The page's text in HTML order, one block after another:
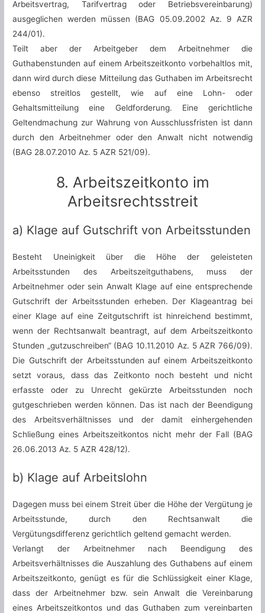
Arbeitsvertrag, Tarifvertrag oder Betriebsvereinbarung)
ausgeglichen werden müssen (BAG 05.09.2002 Az. 9 AZR
244/01).
Teilt aber der Arbeitgeber dem Arbeitnehmer die
Guthabenstunden auf einem Arbeitszeitkonto vorbehaltlos mit,
dann wird durch diese Mitteilung das Guthaben im Arbeitsrecht
ebenso streitlos gestellt, wie auf eine Lohn- oder
Gehaltsmitteilung eine Geldforderung. Eine gerichtliche
Geltendmachung zur Wahrung von Ausschlussfristen ist dann
durch den Arbeitnehmer oder den Anwalt nicht notwendig
(BAG 28.07.2010 Az. 5 AZR 521/09).
8. Arbeitszeitkonto im
Arbeitsrechtsstreit
a) Klage auf Gutschrift von Arbeitsstunden
Besteht Uneinigkeit über die Höhe der geleisteten
Arbeitsstunden des Arbeitszeitguthabens, muss der
Arbeitnehmer oder sein Anwalt Klage auf eine entsprechende
Gutschrift der Arbeitsstunden erheben. Der Klageantrag bei
einer Klage auf eine Zeitgutschrift ist hinreichend bestimmt,
wenn der Rechtsanwalt beantragt, auf dem Arbeitszeitkonto
Stunden „gutzuschreiben“ (BAG 10.11.2010 Az. 5 AZR 766/09).
Die Gutschrift der Arbeitsstunden auf einem Arbeitszeitkonto
setzt voraus, dass das Zeitkonto noch besteht und nicht
erfasste oder zu Unrecht gekürzte Arbeitsstunden noch
gutgeschrieben werden können. Das ist nach der Beendigung
des Arbeitsverhältnisses und der damit einhergehenden
Schließung eines Arbeitszeitkontos nicht mehr der Fall (BAG
26.06.2013 Az. 5 AZR 428/12).
b) Klage auf Arbeitslohn
Dagegen muss bei einem Streit über die Höhe der Vergütung je
Arbeitsstunde, durch den Rechtsanwalt die
Vergütungsdifferenz gerichtlich geltend gemacht werden.
Verlangt der Arbeitnehmer nach Beendigung des
Arbeitsverhältnisses die Auszahlung des Guthabens auf einem
Arbeitszeitkonto, genügt es für die Schlüssigkeit einer Klage,
dass der Arbeitnehmer bzw. sein Anwalt die Vereinbarung
eines Arbeitszeitkontos und das Guthaben zum vereinbarten